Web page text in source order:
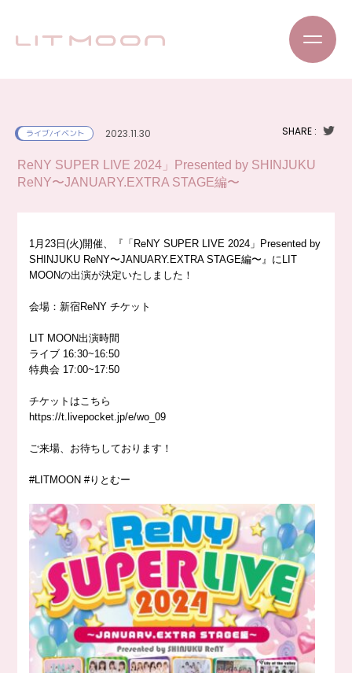
ライブ/イベント 2023.11.30 SHARE :
ReNY SUPER LIVE 2024」Presented by SHINJUKU
ReNY〜JANUARY.EXTRA STAGE編〜
1月23日(火)開催、『「ReNY SUPER LIVE 2024」Presented by
SHINJUKU ReNY〜JANUARY.EXTRA STAGE編〜』にLIT
MOONの出演が決定いたしました！
会場：新宿ReNY チケット
LIT MOON出演時間
ライブ 16:30~16:50
特典会 17:00~17:50
チケットはこちら
https://t.livepocket.jp/e/wo_09
ご来場、お待ちしております！
#LITMOON #りとむー